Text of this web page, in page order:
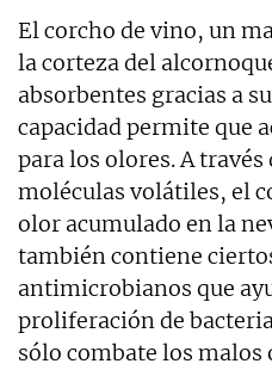
El corcho de vino, un
la corteza del
absorbentes gracias a
capacidad permite que
para los olores. A través
moléculas volátiles, el
olor acumulado en la
también contiene
antimicrobianos que
proliferación de
sólo combate los malos